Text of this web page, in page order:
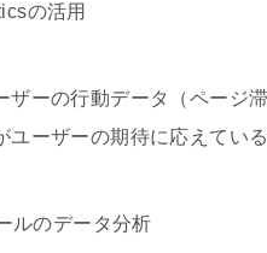
の活用
ザーの行動データ（ページ
ユーザーの期待に応えてい
ルのデータ分析